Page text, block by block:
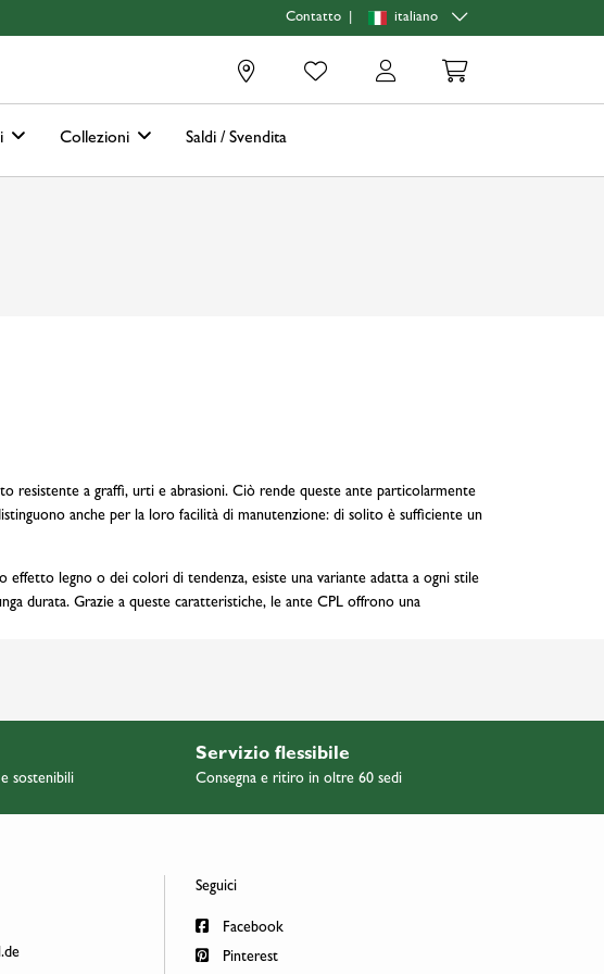
Contatto italiano
Collezioni Saldi / Svendita
resistente a graffi, urti e abrasioni. Ciò rende queste ante particolarmente
anche per la loro facilità di manutenzione: di solito è sufficiente un
effetto legno o dei colori di tendenza, esiste una variante adatta a ogni stile
durata. Grazie a queste caratteristiche, le ante CPL offrono una
sostenibili
Servizio flessibile
Consegna e ritiro in oltre 60 sedi
Seguici
Facebook
Pinterest